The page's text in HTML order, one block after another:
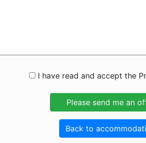
I have read and accept the
Back to